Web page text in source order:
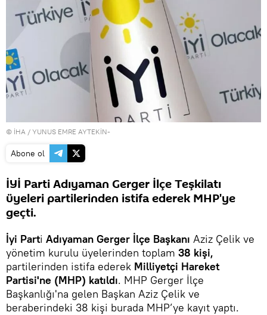
© İHA / YUNUS EMRE AYTEKİN-
Abone ol
İYİ Parti Adıyaman Gerger İlçe Teşkilatı
üyeleri partilerinden istifa ederek MHP'ye
geçti.
İyi Parti Adıyaman Gerger İlçe Başkanı Aziz Çelik ve
yönetim kurulu üyelerinden toplam 38 kişi,
partilerinden istifa ederek Milliyetçi Hareket
Partisi'ne (MHP) katıldı. MHP Gerger İlçe
Başkanlığı'na gelen Başkan Aziz Çelik ve
beraberindeki 38 kişi burada MHP’ye kayıt yaptı.